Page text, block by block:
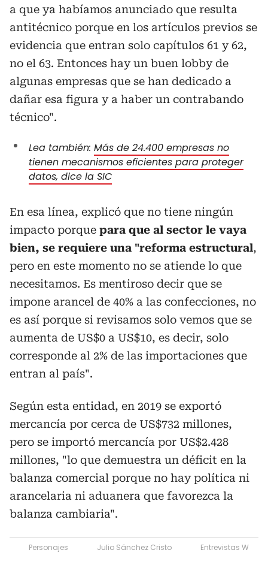
a que ya habíamos anunciado que resulta
antitécnico porque en los artículos previos se
evidencia que entran solo capítulos 61 y 62,
no el 63. Entonces hay un buen lobby de
algunas empresas que se han dedicado a
dañar esa figura y a haber un contrabando
técnico".
Lea también: Más de 24.400 empresas no
tienen mecanismos eficientes para proteger
datos, dice la SIC
En esa línea, explicó que no tiene ningún
impacto porque para que al sector le vaya
bien, se requiere una "reforma estructural,
pero en este momento no se atiende lo que
necesitamos. Es mentiroso decir que se
impone arancel de 40% a las confecciones, no
es así porque si revisamos solo vemos que se
aumenta de US$0 a US$10, es decir, solo
corresponde al 2% de las importaciones que
entran al país".
Según esta entidad, en 2019 se exportó
mercancía por cerca de US$732 millones,
pero se importó mercancía por US$2.428
millones, "lo que demuestra un déficit en la
balanza comercial porque no hay política ni
arancelaria ni aduanera que favorezca la
balanza cambiaria".
Personajes Julio Sánchez Cristo
Entrevistas W